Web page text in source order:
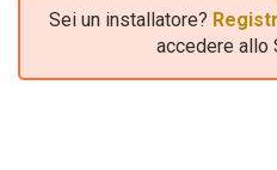
Sei un installatore?
accedere allo